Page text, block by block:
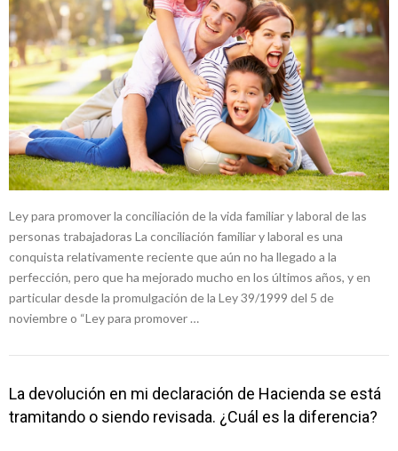
Ley para promover la conciliación de la vida familiar y laboral de las
personas trabajadoras La conciliación familiar y laboral es una
conquista relativamente reciente que aún no ha llegado a la
perfección, pero que ha mejorado mucho en los últimos años, y en
particular desde la promulgación de la Ley 39/1999 del 5 de
noviembre o “Ley para promover …
La devolución en mi declaración de Hacienda se está
tramitando o siendo revisada. ¿Cuál es la diferencia?